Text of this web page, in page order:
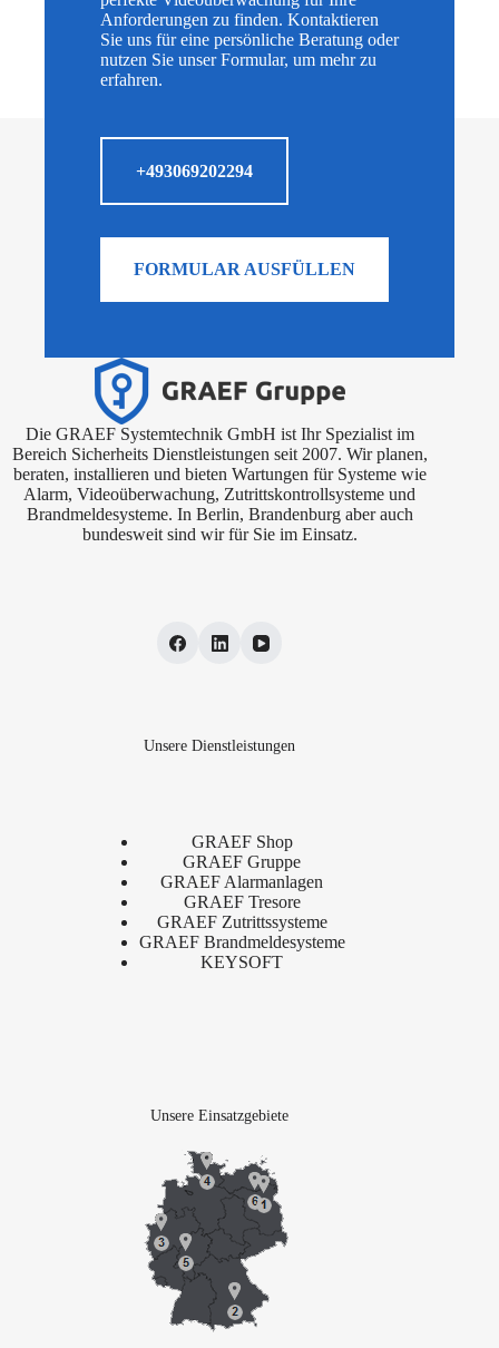
Anforderungen zu finden. Kontaktieren
Sie uns für eine persönliche Beratung oder
nutzen Sie unser Formular, um mehr zu
erfahren.
+493069202294
FORMULAR AUSFÜLLEN
Die GRAEF Systemtechnik GmbH ist Ihr Spezialist im
Bereich Sicherheits Dienstleistungen seit 2007. Wir planen,
beraten, installieren und bieten Wartungen für Systeme wie
Alarm, Videoüberwachung, Zutrittskontrollsysteme und
Brandmeldesysteme. In Berlin, Brandenburg aber auch
bundesweit sind wir für Sie im Einsatz.
Unsere Dienstleistungen
GRAEF Shop
GRAEF Gruppe
GRAEF Alarmanlagen
GRAEF Tresore
GRAEF Zutrittssysteme
GRAEF Brandmeldesysteme
KEYSOFT
Unsere Einsatzgebiete